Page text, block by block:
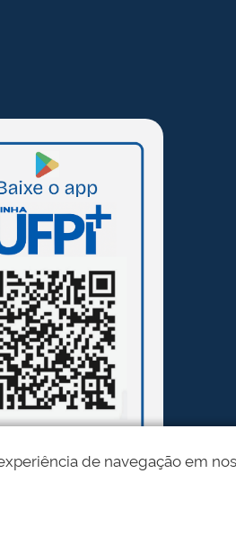
de navegação em